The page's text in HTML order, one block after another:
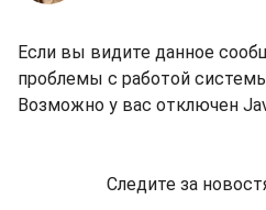
Если вы видите данное
проблемы с работой
Возможно у вас отключен
Следите за